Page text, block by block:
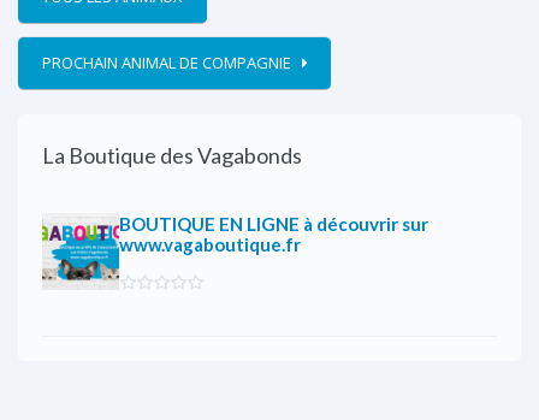
PROCHAIN ANIMAL DE COMPAGNIE
La Boutique des Vagabonds
BOUTIQUE EN LIGNE à découvrir sur
www.vagaboutique.fr